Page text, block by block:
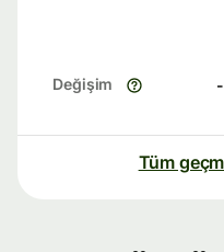
Değişim
Tüm